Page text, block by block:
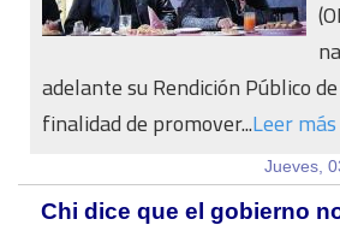
adelante su Rendición Público
finalidad de promover...Leer más
Jueves,
Chi dice que el gobierno